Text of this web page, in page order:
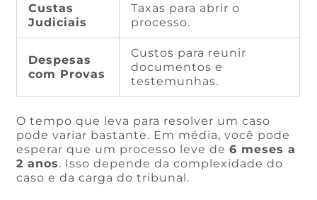
Custas
Judiciais
Taxas para abrir o
processo.
Despesas
com Provas
Custos para reunir
documentos e
testemunhas.
O tempo que leva para resolver um caso
pode variar bastante. Em média, você pode
esperar que um processo leve de6 meses a
2 anos. Isso depende da complexidade do
caso e da carga do tribunal.